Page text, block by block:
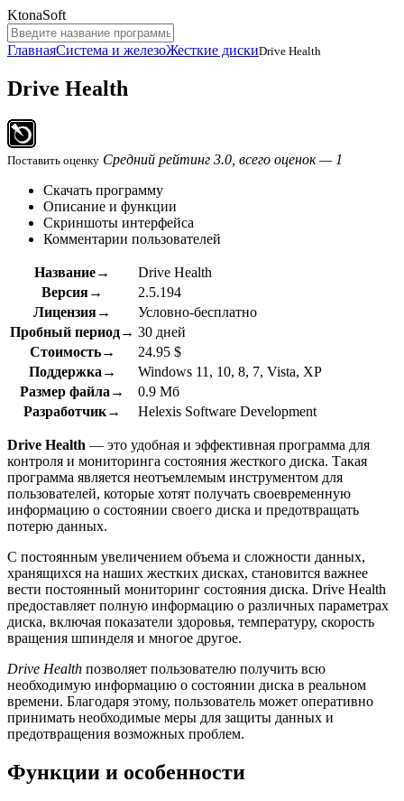
KtonaSoft
ГлавнаяСистема и железоЖесткие дискиDrive Health
Drive Health
Поставить оценку Средний рейтинг 3.0, всего оценок — 1
Скачать программу
Описание и функции
Скриншоты интерфейса
Комментарии пользователей
Название→
Drive Health
Версия→
2.5.194
Лицензия→
Условно-бесплатно
Пробный период→ 30 дней
Стоимость→
24.95 $
Поддержка→
Windows 11, 10, 8, 7, Vista, XP
Размер файла→
0.9 Мб
Разработчик→
Helexis Software Development
Drive Health — это удобная и эффективная программа для
контроля и мониторинга состояния жесткого диска. Такая
программа является неотъемлемым инструментом для
пользователей, которые хотят получать своевременную
информацию о состоянии своего диска и предотвращать
потерю данных.
С постоянным увеличением объема и сложности данных,
хранящихся на наших жестких дисках, становится важнее
вести постоянный мониторинг состояния диска. Drive Health
предоставляет полную информацию о различных параметрах
диска, включая показатели здоровья, температуру, скорость
вращения шпинделя и многое другое.
Drive Health позволяет пользователю получить всю
необходимую информацию о состоянии диска в реальном
времени. Благодаря этому, пользователь может оперативно
принимать необходимые меры для защиты данных и
предотвращения возможных проблем.
Функции и особенности